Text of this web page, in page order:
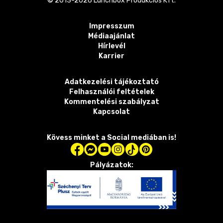
Impresszum
Médiaajánlat
Hírlevél
Karrier
Adatkezelési tájékoztató
Felhasználói feltételek
Kommentelési szabályzat
Kapcsolat
Kövess minket a Social mediában is!
Pályázatok: